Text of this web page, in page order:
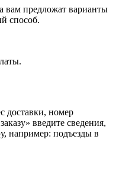
вам предложат варианты
способ.
доставки, номер
введите сведения,
например: подъезды в